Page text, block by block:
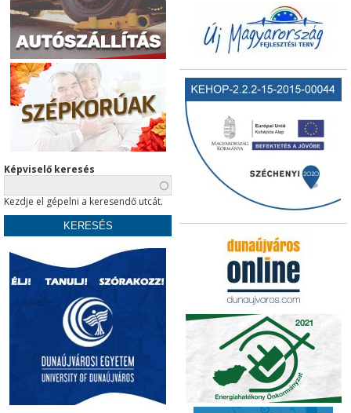
Képviselő keresés
Kezdje el gépelni a keresendő utcát.